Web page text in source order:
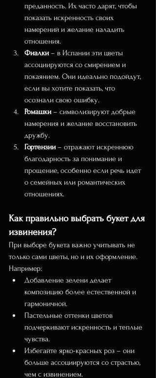
преданность. Их часто дарят, чтобы
показать искренность своих
намерений и желание наладить
отношения.
Фиалки – в Испании эти цветы
ассоциируются со смирением и
покаянием. Они идеально подойдут,
если вы хотите показать, что
осознали свою ошибку.
Ромашки – символизируют добрые
намерения и желание восстановить
дружбу.
Гортензии – отражают искреннюю
благодарность за понимание и
прощение, особенно если речь идет
о семейных или романтических
отношениях.
Как правильно выбрать букет для
извинения?
При выборе букета важно учитывать не
только сами цветы, но и их оформление.
Например:
Добавление зелени делает
композицию более естественной и
гармоничной.
Пастельные оттенки цветов
подчеркивают искренность и теплые
чувства.
Избегайте ярко-красных роз – они
больше ассоциируются со страстью,
чем с извинением.